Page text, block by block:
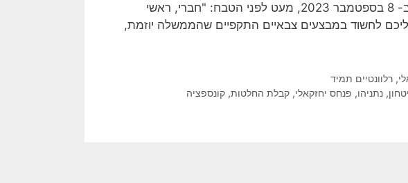
השב"כ לשעבר, יובל דיסקין בנאום בקפלן, ב- 8 בספטמבר 2023, מעט לפני הטבח: "חברי, ראשי
עליכם לחשוד במבצעים צבאיים התקפיים שהממשלה יוזמת,
, רלוונטיים תמיד
, נתניהו, פנחס יחזקאלי, קבלת החלטות, קונספציה